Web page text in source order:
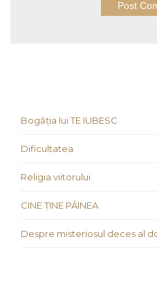
Bogăția lui TE IUBESC
Dificultatea
Religia viitorului
CINE ȚINE PÂINEA
Despre misteriosul deces al